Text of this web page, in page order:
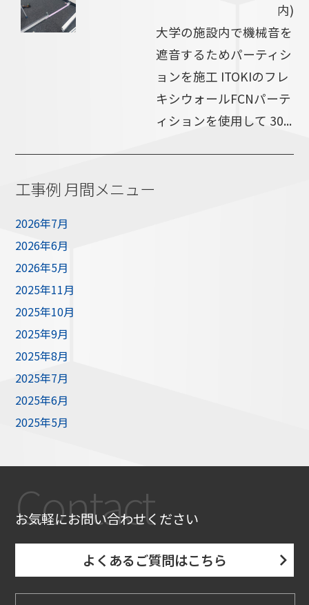
内)
大学の施設内で機械音を
遮音するためパーティシ
ョンを施工 ITOKIのフレ
キシウォールFCNパーテ
ィションを使用して 30...
工事例 月間メニュー
2026年7月
2026年6月
2026年5月
2025年11月
2025年10月
2025年9月
2025年8月
2025年7月
2025年6月
2025年5月
Contact
お気軽にお問い合わせください
よくあるご質問はこちら